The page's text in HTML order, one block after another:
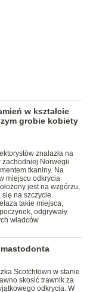
w kształcie
grobie kobiety
znalazła na
zachodniej Norwegii
tkaniny. Na
miejscu odkrycia
jest na wzgórzu,
na szczycie.
takie miejsca,
odgrywały
władców.
mastodonta
Scotchtown w stanie
skosić trawnik za
odkrycia. W